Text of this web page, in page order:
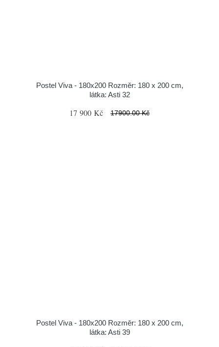
Postel Viva - 180x200 Rozměr: 180 x 200 cm,
látka: Asti 32
17 900 Kč 17900.00 Kč
Postel Viva - 180x200 Rozměr: 180 x 200 cm,
látka: Asti 39